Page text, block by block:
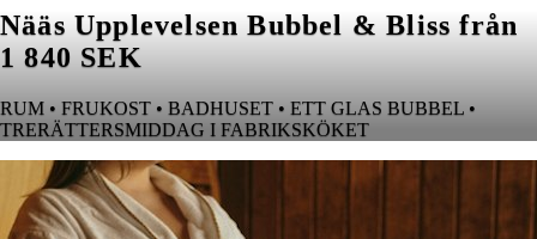
Nääs Upplevelsen Bubbel & Bliss från
1 840 SEK
RUM • FRUKOST • BADHUSET • ETT GLAS BUBBEL •
TRERÄTTERSMIDDAG I FABRIKSKÖKET